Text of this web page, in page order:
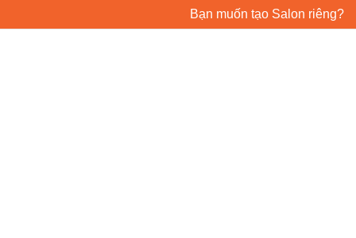
Bạn muốn tạo Salon riêng?